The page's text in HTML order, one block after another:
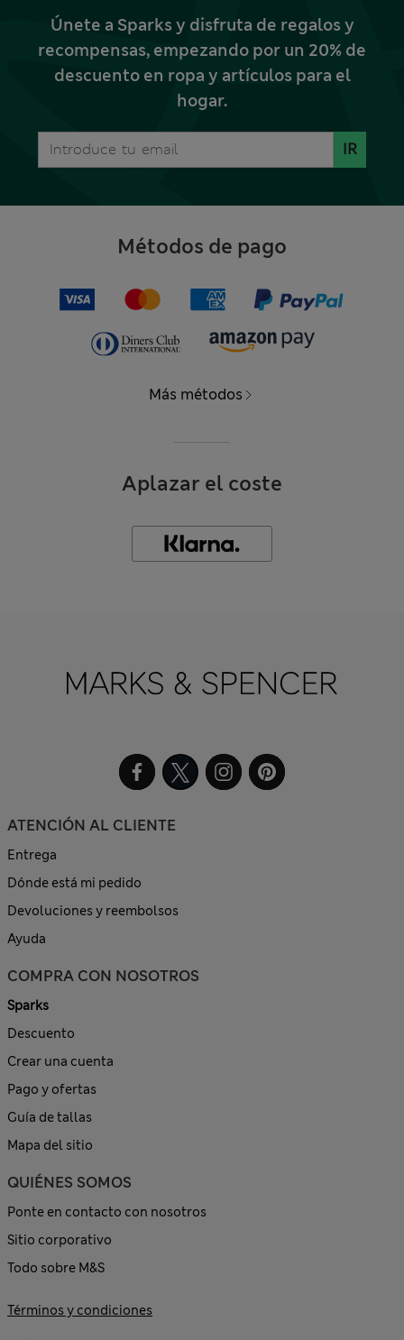
Únete a Sparks y disfruta de regalos y
recompensas, empezando por un 20% de
descuento en ropa y artículos para el
hogar.
IR
Métodos de pago
Más métodos
Aplazar el coste
ATENCIÓN AL CLIENTE
Entrega
Dónde está mi pedido
Devoluciones y reembolsos
Ayuda
COMPRA CON NOSOTROS
Sparks
Descuento
Crear una cuenta
Pago y ofertas
Guía de tallas
Mapa del sitio
QUIÉNES SOMOS
Ponte en contacto con nosotros
Sitio corporativo
Todo sobre M&S
Términos y condiciones